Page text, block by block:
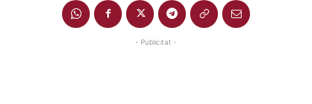
- Publicitat -